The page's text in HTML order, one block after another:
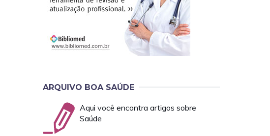
ARQUIVO BOA SAÚDE
Aqui você encontra artigos sobre
Saúde